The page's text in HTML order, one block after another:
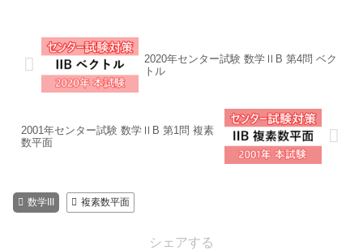
2020年センター試験 数学ⅡB 第4問 ベク
トル
2001年センター試験 数学ⅡB 第1問 複素
数平面
数学III 複素数平面
シェアする